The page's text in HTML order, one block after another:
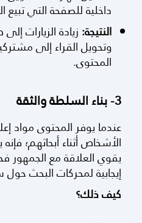
داخلية للصفحة التي تبيع
النتيجة: زيادة الزيارات
وتحويل القراء إلى
المحتوى.
3- بناء السلطة والثقة
عندما يوفر المحتوى مواد
الأشخاص أثناء أبحاثهم؛
يقوي العلاقة مع
إيجابية لمحركات البحث
كيف ذلك؟